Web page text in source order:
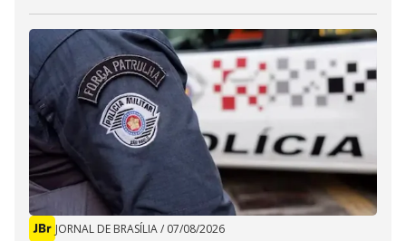
JORNAL DE BRASÍLIA/ 07/08/2026